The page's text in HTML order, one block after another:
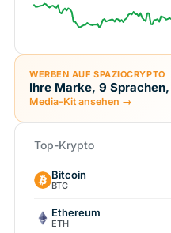
WERBEN AUF SPAZIOCRYPTO
Ihre Marke, 9
Media-Kit ansehen →
Top-Krypto
Bitcoin
BTC
Ethereum
ETH